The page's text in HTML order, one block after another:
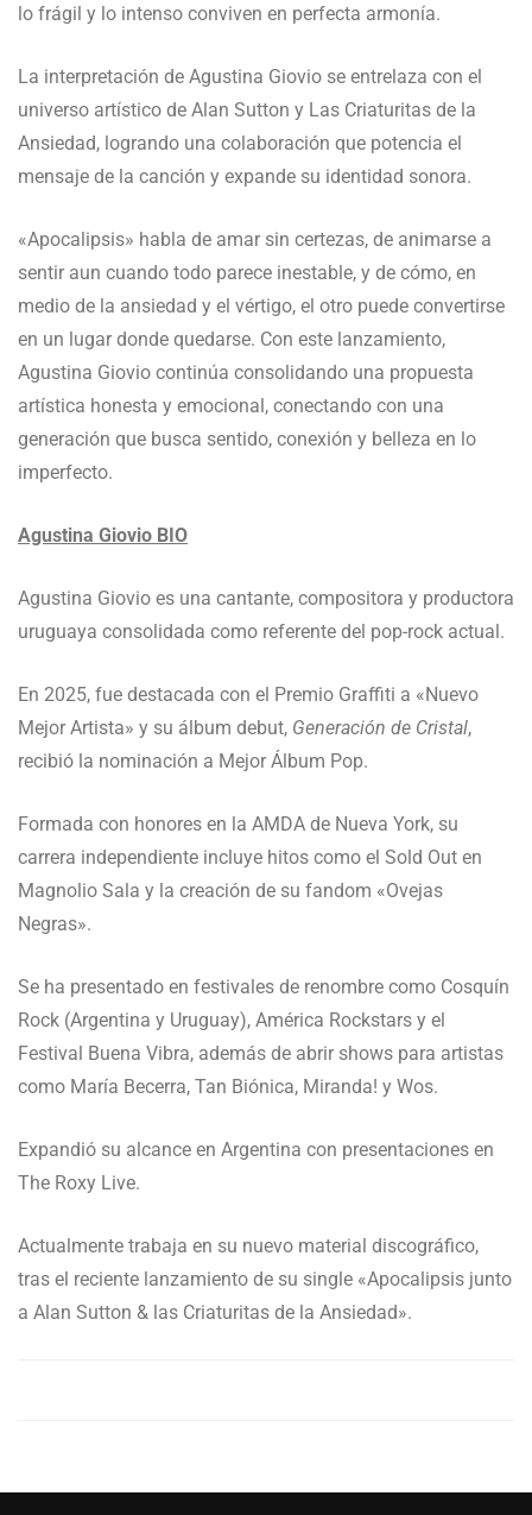
lo frágil y lo intenso conviven en perfecta armonía.
La interpretación de Agustina Giovio se entrelaza con el
universo artístico de Alan Sutton y Las Criaturitas de la
Ansiedad, logrando una colaboración que potencia el
mensaje de la canción y expande su identidad sonora.
«Apocalipsis» habla de amar sin certezas, de animarse a
sentir aun cuando todo parece inestable, y de cómo, en
medio de la ansiedad y el vértigo, el otro puede convertirse
en un lugar donde quedarse. Con este lanzamiento,
Agustina Giovio continúa consolidando una propuesta
artística honesta y emocional, conectando con una
generación que busca sentido, conexión y belleza en lo
imperfecto.
Agustina Giovio BIO
Agustina Giovio es una cantante, compositora y productora
uruguaya consolidada como referente del pop-rock actual.
En 2025, fue destacada con el Premio Graffiti a «Nuevo
Mejor Artista» y su álbum debut, Generación de Cristal,
recibió la nominación a Mejor Álbum Pop.
Formada con honores en la AMDA de Nueva York, su
carrera independiente incluye hitos como el Sold Out en
Magnolio Sala y la creación de su fandom «Ovejas
Negras».
Se ha presentado en festivales de renombre como Cosquín
Rock (Argentina y Uruguay), América Rockstars y el
Festival Buena Vibra, además de abrir shows para artistas
como María Becerra, Tan Biónica, Miranda! y Wos.
Expandió su alcance en Argentina con presentaciones en
The Roxy Live.
Actualmente trabaja en su nuevo material discográfico,
tras el reciente lanzamiento de su single «Apocalipsis junto
a Alan Sutton & las Criaturitas de la Ansiedad».